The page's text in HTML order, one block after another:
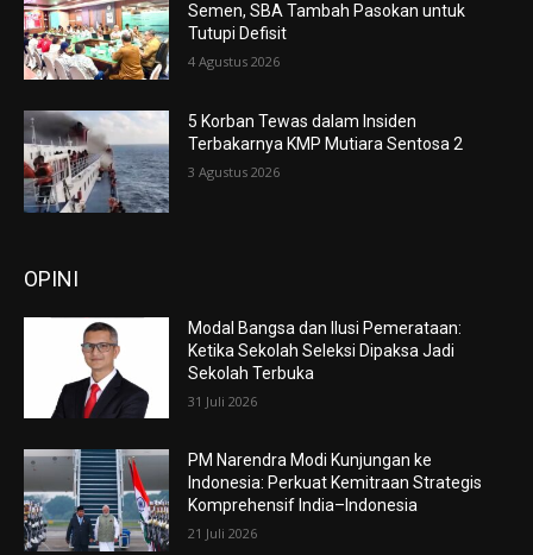
Semen, SBA Tambah Pasokan untuk
Tutupi Defisit
4 Agustus 2026
5 Korban Tewas dalam Insiden
Terbakarnya KMP Mutiara Sentosa 2
3 Agustus 2026
OPINI
Modal Bangsa dan Ilusi Pemerataan:
Ketika Sekolah Seleksi Dipaksa Jadi
Sekolah Terbuka
31 Juli 2026
PM Narendra Modi Kunjungan ke
Indonesia: Perkuat Kemitraan Strategis
Komprehensif India–Indonesia
21 Juli 2026